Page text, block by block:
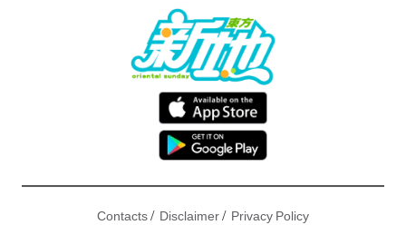
Contacts/ Disclaimer/ Privacy Policy